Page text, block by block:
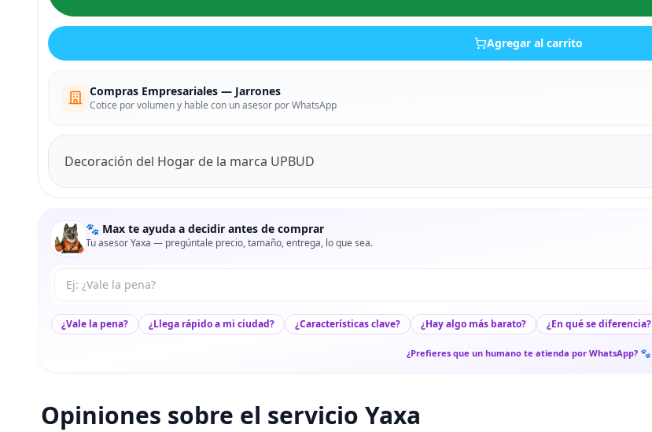
Agregar al carrito
Compras Empresariales — Jarrones
Cotice por volumen y hable con un asesor por WhatsApp
Decoración del Hogar de la marca UPBUD
🐾 Max te ayuda a decidir antes de comprar
Tu asesor Yaxa — pregúntale precio, tamaño, entrega, lo que sea.
Tu pregunta a Max
¿Vale la pena? ¿Llega rápido a mi ciudad? ¿Características clave? ¿Hay algo más barato? ¿En qué se diferencia?
¿Prefieres que un humano te atienda por WhatsApp? 🐾
Opiniones sobre el servicio Yaxa